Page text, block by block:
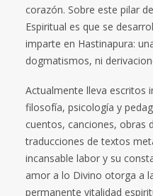
corazón. Sobre este pilar
Espiritual es que se
imparte en Hastinapura:
dogmatismos, ni
Actualmente lleva escritos
filosofía, psicología y
cuentos, canciones, obras
traducciones de textos
incansable labor y su
amor a lo Divino otorga a
permanente vitalidad